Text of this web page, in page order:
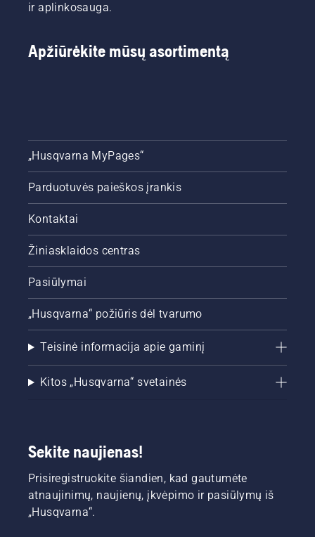
ir aplinkosauga.
Apžiūrėkite mūsų asortimentą
„Husqvarna MyPages“
Parduotuvės paieškos įrankis
Kontaktai
Žiniasklaidos centras
Pasiūlymai
„Husqvarna“ požiūris dėl tvarumo
Teisinė informacija apie gaminį
Kitos „Husqvarna“ svetainės
Sekite naujienas!
Prisiregistruokite šiandien, kad gautumėte
atnaujinimų, naujienų, įkvėpimo ir pasiūlymų iš
„Husqvarna“.